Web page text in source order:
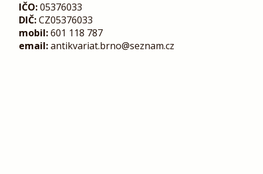
IČO:05376033
DIČ:CZ05376033
mobil:601 118 787
email:antikvariat.brno@seznam.cz